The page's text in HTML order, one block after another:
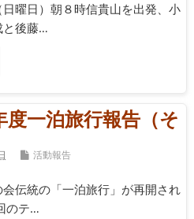
日曜日）朝８時信貴山を出発、小
と後藤…
度一泊旅行報告（そ
活動報告
伝統の「一泊旅行」が再開され
のテ…